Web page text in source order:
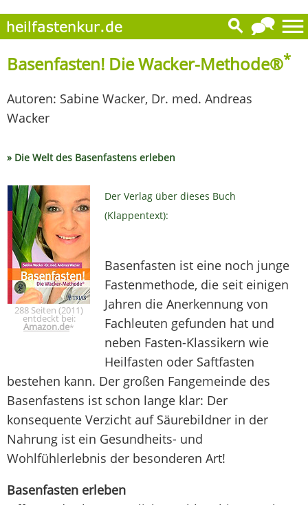
Basenfasten! Die Wacker-Methode®*
Autoren: Sabine Wacker, Dr. med. Andreas
Wacker
» Die Welt des Basenfastens erleben
288 Seiten (2011)
entdeckt bei:
Amazon.de*
Der Verlag über dieses Buch
(Klappentext):
Basenfasten ist eine noch junge
Fastenmethode, die seit einigen
Jahren die Anerkennung von
Fachleuten gefunden hat und
neben Fasten-Klassikern wie
Heilfasten oder Saftfasten
bestehen kann. Der großen Fangemeinde des
Basenfastens ist schon lange klar: Der
konsequente Verzicht auf Säurebildner in der
Nahrung ist ein Gesundheits- und
Wohlfühlerlebnis der besonderen Art!
Basenfasten erleben